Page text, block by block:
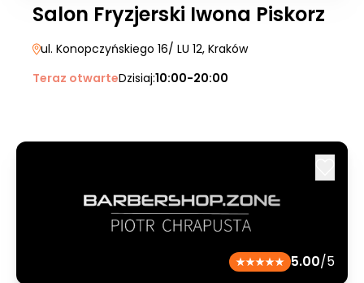
Salon Fryzjerski Iwona Piskorz
ul. Konopczyńskiego 16/ LU 12, Kraków
Teraz otwarteDzisiaj:10:00-20:00
5.00/5